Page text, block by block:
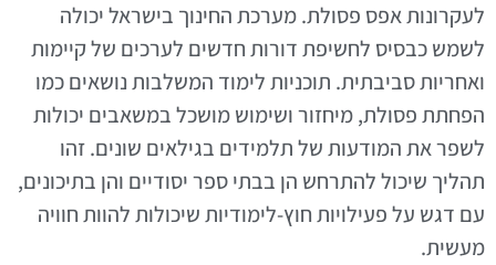
לעקרונות אפס פסולת. מערכת החינוך בישראל יכולה
לשמש כבסיס לחשיפת דורות חדשים לערכים של קיימות
ואחריות סביבתית. תוכניות לימוד המשלבות נושאים כמו
הפחתת פסולת, מיחזור ושימוש מושכל במשאבים יכולות
לשפר את המודעות של תלמידים בגילאים שונים. זהו
תהליך שיכול להתרחש הן בבתי ספר יסודיים והן בתיכונים,
עם דגש על פעילויות חוץ-לימודיות שיכולות להוות חוויה
מעשית.